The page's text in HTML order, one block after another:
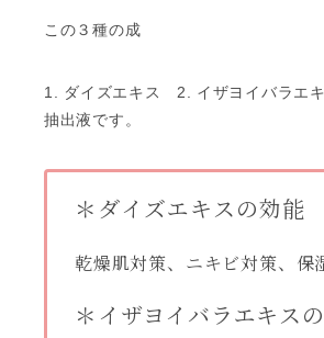
この３種の成
1. ダイズエキス 2. イザヨイバラエ
抽出液です。
＊ダイズエキスの効能
乾燥肌対策、ニキビ対策、保
＊イザヨイバラエキス